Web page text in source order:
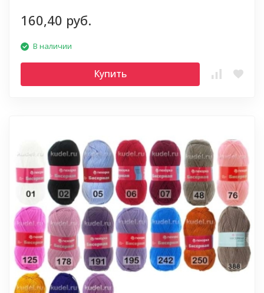
160,40 руб.
В наличии
Купить